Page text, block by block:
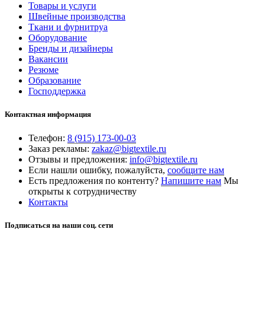
Товары и услуги
Швейные производства
Ткани и фурнитруа
Оборудование
Бренды и дизайнеры
Вакансии
Резюме
Образование
Господдержка
Контактная информация
Телефон: 8 (915) 173-00-03
Заказ рекламы: zakaz@bigtextile.ru
Отзывы и предложения: info@bigtextile.ru
Если нашли ошибку, пожалуйста, сообщите нам
Есть предложения по контенту? Напишите нам Мы
открыты к сотрудничеству
Контакты
Подписаться на наши соц. сети